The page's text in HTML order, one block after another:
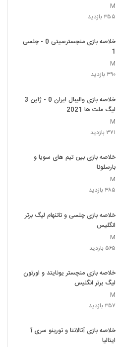
M
۳۵۵ بازدید
خلاصه بازی منچسترسیتی 0 - چلسی
1
M
۳۹۰ بازدید
خلاصه بازی والیبال ایران 0 - ژاپن 3
لیگ ملت ها 2021
M
۳۷۱ بازدید
خلاصه بازی بین تیم های سویا و
بارسلونا
M
۳۸۵ بازدید
خلاصه بازی چلسی و تاتنهام لیگ برتر
انگلیس
M
۵۶۵ بازدید
خلاصه بازی منچستر یونایتد و اورتون
لیگ برتر انگلیس
M
۳۵۷ بازدید
خلاصه بازی آتالانتا و تورینو سری آ
ایتالیا